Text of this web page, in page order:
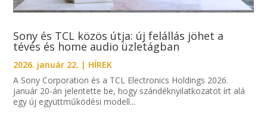
Sony és TCL közös útja: új felállás jöhet a
tévés és home audio üzletágban
2026. január 22. | HÍREK
A Sony Corporation és a TCL Electronics Holdings 2026.
január 20-án jelentette be, hogy szándéknyilatkozatot írt alá
egy új együttműködési modell...